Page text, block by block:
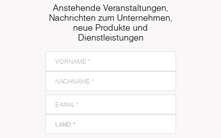
Anstehende Veranstaltungen,
Nachrichten zum Unternehmen,
neue Produkte und
Dienstleistungen